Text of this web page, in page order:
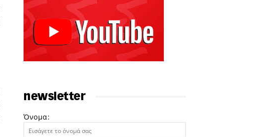
newsletter
Όνομα: